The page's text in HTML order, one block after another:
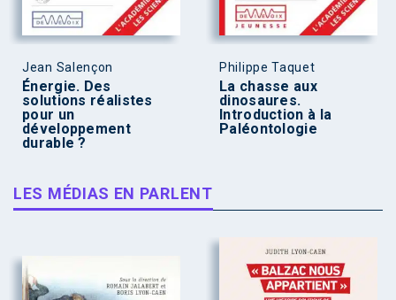
Jean Salençon
Énergie. Des
solutions réalistes
pour un
développement
durable ?
Philippe Taquet
La chasse aux
dinosaures.
Introduction à la
Paléontologie
LES MÉDIAS EN PARLENT